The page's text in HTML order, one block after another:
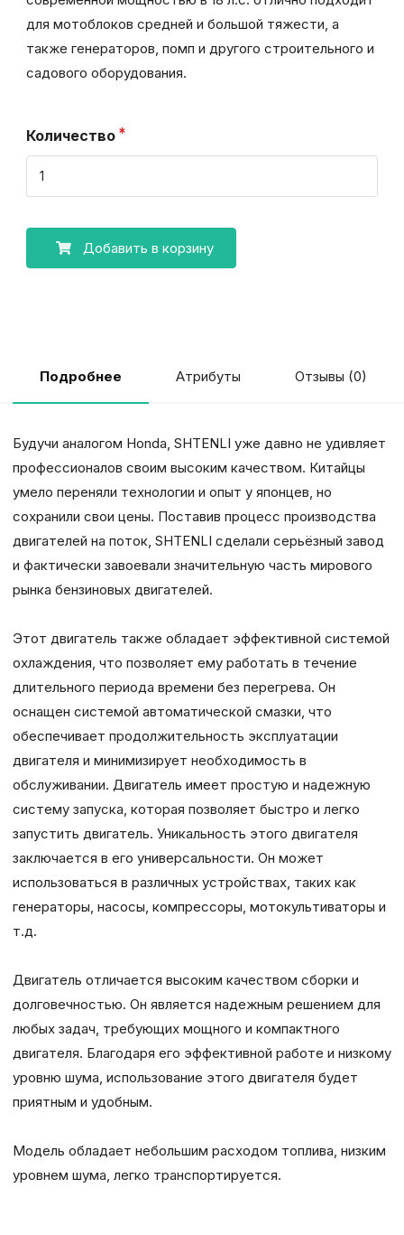
для мотоблоков средней и большой тяжести, а
также генераторов, помп и другого строительного и
садового оборудования.
Количество
Добавить в корзину
Подробнее Атрибуты Отзывы (0)
Будучи аналогом Honda, SHTENLI уже давно не удивляет
профессионалов своим высоким качеством. Китайцы
умело переняли технологии и опыт у японцев, но
сохранили свои цены. Поставив процесс производства
двигателей на поток, SHTENLI сделали серьёзный завод
и фактически завоевали значительную часть мирового
рынка бензиновых двигателей.
Этот двигатель также обладает эффективной системой
охлаждения, что позволяет ему работать в течение
длительного периода времени без перегрева. Он
оснащен системой автоматической смазки, что
обеспечивает продолжительность эксплуатации
двигателя и минимизирует необходимость в
обслуживании. Двигатель имеет простую и надежную
систему запуска, которая позволяет быстро и легко
запустить двигатель. Уникальность этого двигателя
заключается в его универсальности. Он может
использоваться в различных устройствах, таких как
генераторы, насосы, компрессоры, мотокультиваторы и
т.д.
Двигатель отличается высоким качеством сборки и
долговечностью. Он является надежным решением для
любых задач, требующих мощного и компактного
двигателя. Благодаря его эффективной работе и низкому
уровню шума, использование этого двигателя будет
приятным и удобным.
Модель обладает небольшим расходом топлива, низким
уровнем шума, легко транспортируется.